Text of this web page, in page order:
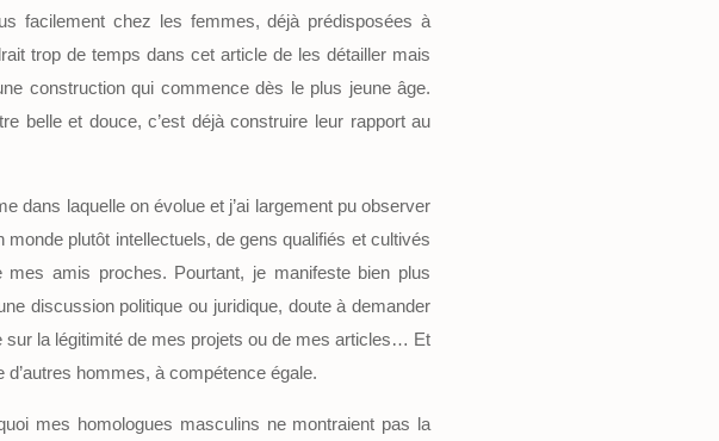
facilement chez les femmes, déjà prédisposées à
trop de temps dans cet article de les détailler mais
construction qui commence dès le plus jeune âge.
belle et douce, c’est déjà construire leur rapport au
dans laquelle on évolue et j’ai largement pu observer
plutôt intellectuels, de gens qualifiés et cultivés
amis proches. Pourtant, je manifeste bien plus
discussion politique ou juridique, doute à demander
la légitimité de mes projets ou de mes articles… Et
d’autres hommes, à compétence égale.
mes homologues masculins ne montraient pas la